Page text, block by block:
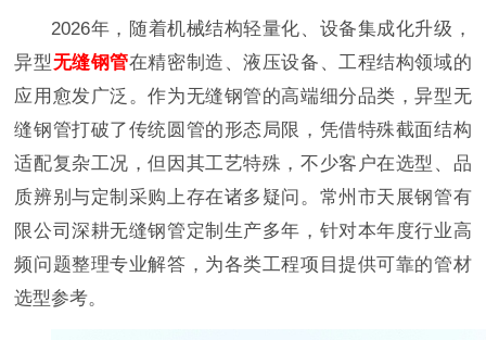
2026年，随着机械结构轻量化、设备集成化升级，
异型无缝钢管在精密制造、液压设备、工程结构领域的
应用愈发广泛。作为无缝钢管的高端细分品类，异型无
缝钢管打破了传统圆管的形态局限，凭借特殊截面结构
适配复杂工况，但因其工艺特殊，不少客户在选型、品
质辨别与定制采购上存在诸多疑问。常州市天展钢管有
限公司深耕无缝钢管定制生产多年，针对本年度行业高
频问题整理专业解答，为各类工程项目提供可靠的管材
选型参考。